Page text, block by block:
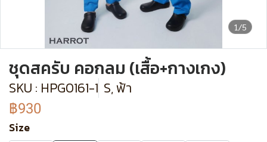
1/5
ชุดสครับ คอกลม (เสื้อ+กางเกง)
SKU : HPG0161-1 S, ฟ้า
฿930
Size